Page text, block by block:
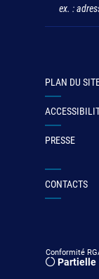
PLAN DU
PRESSE
CONTACTS
Conformité
Partielle